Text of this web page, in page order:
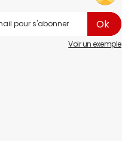
Voir un exemple